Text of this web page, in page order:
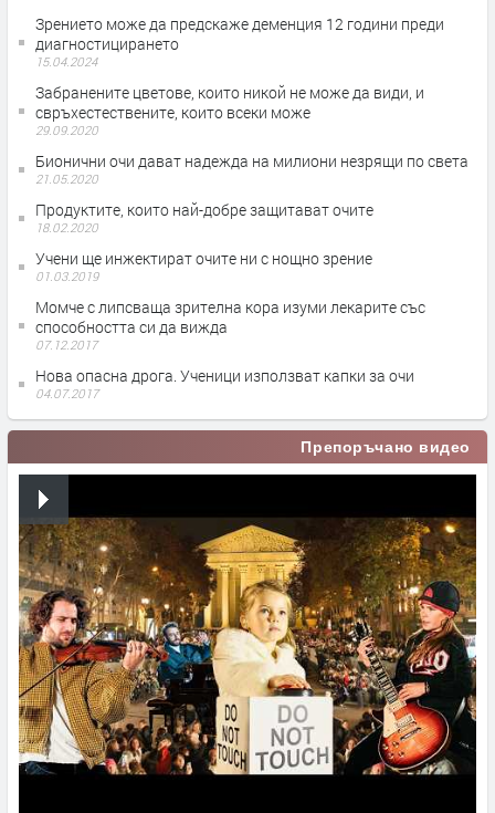
Зрението може да предскаже деменция 12 години преди
диагностицирането
15.04.2024
Забранените цветове, които никой не може да види, и
свръхестествените, които всеки може
29.09.2020
Бионични очи дават надежда на милиони незрящи по света
21.05.2020
Продуктите, които най-добре защитават очите
18.02.2020
Учени ще инжектират очите ни с нощно зрение
01.03.2019
Момче с липсваща зрителна кора изуми лекарите със
способността си да вижда
07.12.2017
Нова опасна дрога. Ученици използват капки за очи
04.07.2017
Препоръчано видео